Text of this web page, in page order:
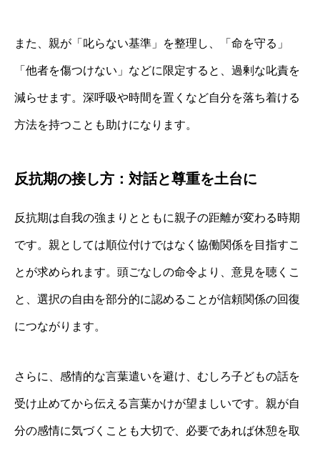
また、親が「叱らない基準」を整理し、「命を守る」
「他者を傷つけない」などに限定すると、過剰な叱責を
減らせます。深呼吸や時間を置くなど自分を落ち着ける
方法を持つことも助けになります。
反抗期の接し方：対話と尊重を土台に
反抗期は自我の強まりとともに親子の距離が変わる時期
です。親としては順位付けではなく協働関係を目指すこ
とが求められます。頭ごなしの命令より、意見を聴くこ
と、選択の自由を部分的に認めることが信頼関係の回復
につながります。
さらに、感情的な言葉遣いを避け、むしろ子どもの話を
受け止めてから伝える言葉かけが望ましいです。親が自
分の感情に気づくことも大切で、必要であれば休憩を取